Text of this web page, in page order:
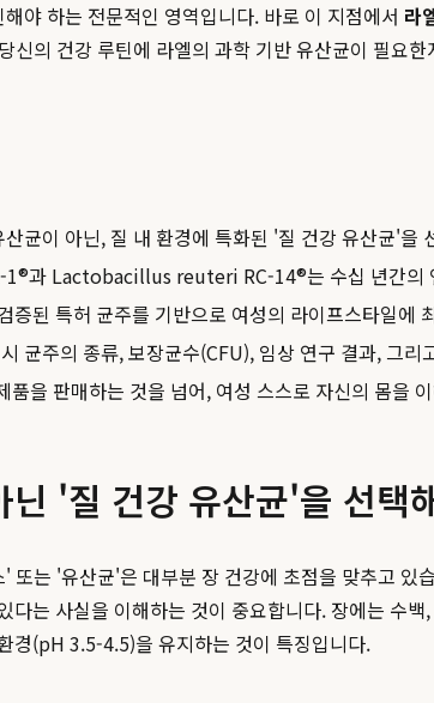
야 하는 전문적인 영역입니다. 바로 이 지점에서 라
신의 건강 루틴에 라엘의 과학 기반 유산균이 필요
균이 아닌, 질 내 환경에 특화된 '질 건강 유산균'을
과 Lactobacillus reuteri RC-14®는 수십 년간의
증된 특허 균주를 기반으로 여성의 라이프스타일에
균주의 종류, 보장균수(CFU), 임상 연구 결과, 그
품을 판매하는 것을 넘어, 여성 스스로 자신의 몸을
닌 '질 건강 유산균'을 선택
또는 '유산균'은 대부분 장 건강에 초점을 맞추고
는 사실을 이해하는 것이 중요합니다. 장에는 수
경(pH 3.5-4.5)을 유지하는 것이 특징입니다.